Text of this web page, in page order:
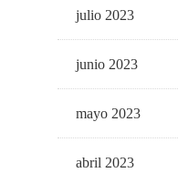
julio 2023
junio 2023
mayo 2023
abril 2023